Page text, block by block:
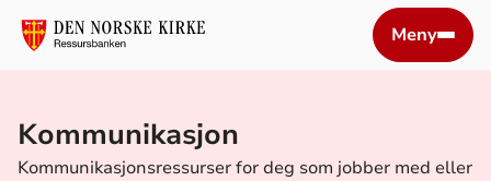
Meny
Kommunikasjon
Kommunikasjonsressurser for deg som jobber med eller